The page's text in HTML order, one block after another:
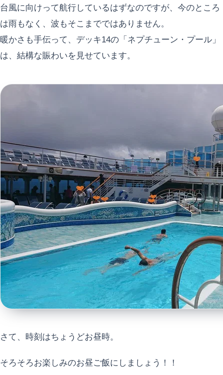
台風に向けって航行しているはずなのですが、今のところ
は雨もなく、波もそこまでではありません。
暖かさも手伝って、デッキ14の「ネプチューン・プール」
は、結構な賑わいを見せています。
さて、時刻はちょうどお昼時。
そろそろお楽しみのお昼ご飯にしましょう！！